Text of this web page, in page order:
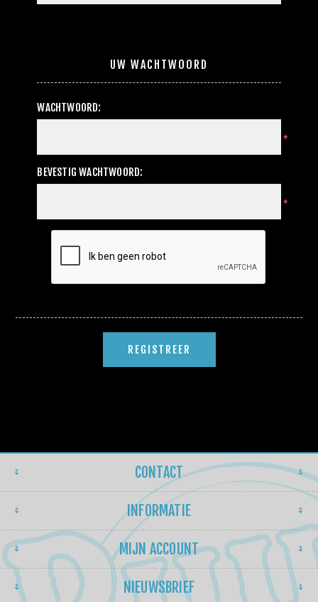
UW WACHTWOORD
WACHTWOORD:
*
BEVESTIG WACHTWOORD:
*
CONTACT
INFORMATIE
MIJN ACCOUNT
NIEUWSBRIEF